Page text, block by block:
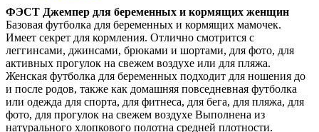
ФЭСТ Джемпер для беременных и кормящих женщин
Базовая футболка для беременных и кормящих мамочек.
Имеет секрет для кормления. Отлично смотрится с
леггинсами, джинсами, брюками и шортами, для фото, для
активных прогулок на свежем воздухе или для пляжа.
Женская футболка для беременных подходит для ношения до
и после родов, также как домашняя повседневная футболка
или одежда для спорта, для фитнеса, для бега, для пляжа, для
фото, для прогулок на свежем воздухе Выполнена из
натурального хлопкового полотна средней плотности.